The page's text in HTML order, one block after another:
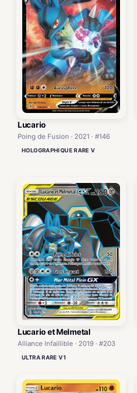
Lucario
Poing de Fusion · 2021 · #146
HOLOGRAPHIQUE RARE V
Lucario et Melmetal
Alliance Infaillible · 2019 · #203
ULTRA RARE V1